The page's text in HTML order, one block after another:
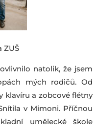
ZUŠ
natolik, že jsem
mých rodičů. Od
klavíru a zobcové flétny
v Mimoni. Příčnou
umělecké škole